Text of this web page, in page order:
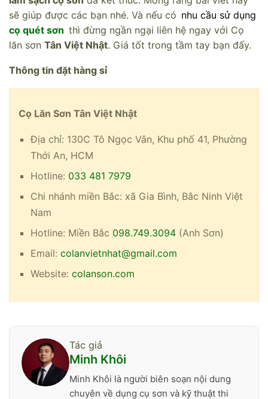
sẽ giúp được các bạn nhé. Và nếu có nhu cầu sử dụng
cọ quét sơn thì đừng ngần ngại liên hệ ngay với Cọ
lăn sơn Tân Việt Nhật. Giá tốt trong tầm tay bạn đấy.
Thông tin đặt hàng sỉ
Cọ Lăn Sơn Tân Việt Nhật
Địa chỉ: 130C Tô Ngọc Vân, Khu phố 41, Phường
Thới An, HCM
Hotline: 033 481 7979
Chi nhánh miền Bắc: xã Gia Bình, Bắc Ninh Việt
Nam
Hotline: Miền Bắc 098.749.3094 (Anh Sơn)
Email: colanvietnhat@gmail.com
Website: colanson.com
Tác giả
Minh Khôi
Minh Khôi là người biên soạn nội dung
chuyên về dụng cụ sơn và kỹ thuật thi